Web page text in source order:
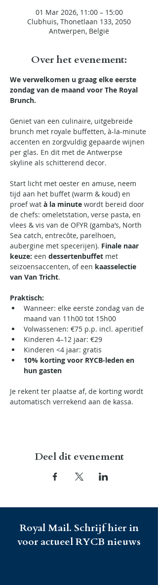
01 Mar 2026, 11:00 – 15:00
Clubhuis, Thonetlaan 133, 2050
Antwerpen, België
Over het evenement:
We verwelkomen u graag elke eerste
zondag van de maand voor The Royal
Brunch.
Geniet van een culinaire, uitgebreide
brunch met royale buffetten, à-la-minute
accenten en zorgvuldig gepaarde wijnen
per glas. En dit met de Antwerpse
skyline als schitterend decor.
Start licht met oester en amuse, neem
tijd aan het buffet (warm & koud) en
proef wat à la minute wordt bereid door
de chefs: omeletstation, verse pasta, en
vlees & vis van de OFYR (gamba’s, North
Sea catch, entrecôte, parelhoen,
aubergine met specerijen). Finale naar
keuze: een dessertenbuffet met
seizoensaccenten, of een kaasselectie
van Van Tricht.
Praktisch:
Wanneer: elke eerste zondag van de
maand van 11h00 tot 15h00
Volwassenen: €75 p.p. incl. aperitief
Kinderen 4–12 jaar: €29
Kinderen <4 jaar: gratis
10% korting voor RYCB-leden en
hun gasten
Je rekent ter plaatse af, de korting wordt
automatisch verrekend aan de kassa.
Deel dit evenement
Royal Mail. Schrijf hier in
voor actueel RYCB nieuws